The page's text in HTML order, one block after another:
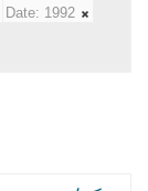
Date: 1992